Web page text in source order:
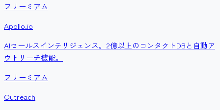
フリーミアム
Apollo.io
AIセールスインテリジェンス。2億以上のコンタクトDBと自動ア
ウトリーチ機能。
フリーミアム
Outreach